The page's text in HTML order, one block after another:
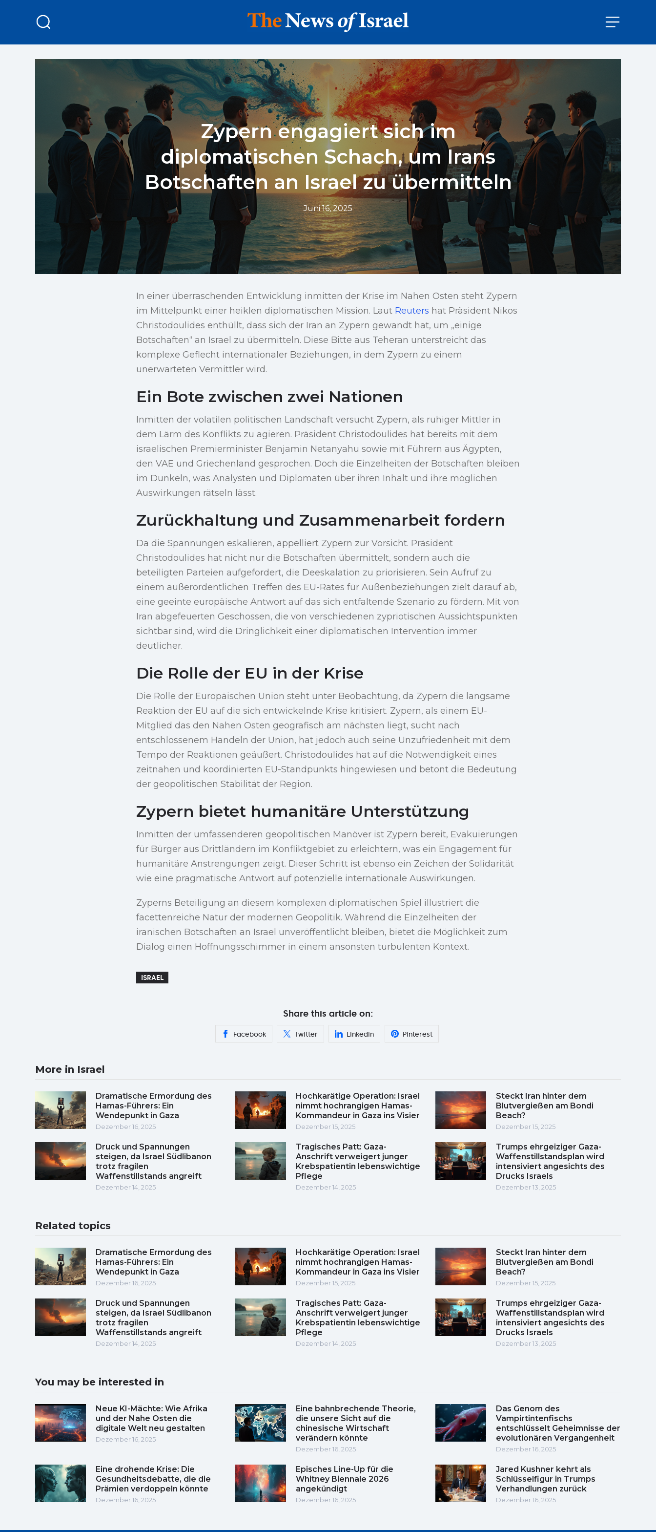
Zypern engagiert sich im
diplomatischen Schach, um Irans
Botschaften an Israel zu übermitteln
Juni 16, 2025
In einer überraschenden Entwicklung inmitten der Krise im Nahen Osten steht Zypern
im Mittelpunkt einer heiklen diplomatischen Mission. Laut Reuters hat Präsident Nikos
Christodoulides enthüllt, dass sich der Iran an Zypern gewandt hat, um „einige
Botschaften“ an Israel zu übermitteln. Diese Bitte aus Teheran unterstreicht das
komplexe Geflecht internationaler Beziehungen, in dem Zypern zu einem
unerwarteten Vermittler wird.
Ein Bote zwischen zwei Nationen
Inmitten der volatilen politischen Landschaft versucht Zypern, als ruhiger Mittler in
dem Lärm des Konflikts zu agieren. Präsident Christodoulides hat bereits mit dem
israelischen Premierminister Benjamin Netanyahu sowie mit Führern aus Ägypten,
den VAE und Griechenland gesprochen. Doch die Einzelheiten der Botschaften bleiben
im Dunkeln, was Analysten und Diplomaten über ihren Inhalt und ihre möglichen
Auswirkungen rätseln lässt.
Zurückhaltung und Zusammenarbeit fordern
Da die Spannungen eskalieren, appelliert Zypern zur Vorsicht. Präsident
Christodoulides hat nicht nur die Botschaften übermittelt, sondern auch die
beteiligten Parteien aufgefordert, die Deeskalation zu priorisieren. Sein Aufruf zu
einem außerordentlichen Treffen des EU-Rates für Außenbeziehungen zielt darauf ab,
eine geeinte europäische Antwort auf das sich entfaltende Szenario zu fördern. Mit von
Iran abgefeuerten Geschossen, die von verschiedenen zypriotischen Aussichtspunkten
sichtbar sind, wird die Dringlichkeit einer diplomatischen Intervention immer
deutlicher.
Die Rolle der EU in der Krise
Die Rolle der Europäischen Union steht unter Beobachtung, da Zypern die langsame
Reaktion der EU auf die sich entwickelnde Krise kritisiert. Zypern, als einem EU-
Mitglied das den Nahen Osten geografisch am nächsten liegt, sucht nach
entschlossenem Handeln der Union, hat jedoch auch seine Unzufriedenheit mit dem
Tempo der Reaktionen geäußert. Christodoulides hat auf die Notwendigkeit eines
zeitnahen und koordinierten EU-Standpunkts hingewiesen und betont die Bedeutung
der geopolitischen Stabilität der Region.
Zypern bietet humanitäre Unterstützung
Inmitten der umfassenderen geopolitischen Manöver ist Zypern bereit, Evakuierungen
für Bürger aus Drittländern im Konfliktgebiet zu erleichtern, was ein Engagement für
humanitäre Anstrengungen zeigt. Dieser Schritt ist ebenso ein Zeichen der Solidarität
wie eine pragmatische Antwort auf potenzielle internationale Auswirkungen.
Zyperns Beteiligung an diesem komplexen diplomatischen Spiel illustriert die
facettenreiche Natur der modernen Geopolitik. Während die Einzelheiten der
iranischen Botschaften an Israel unveröffentlicht bleiben, bietet die Möglichkeit zum
Dialog einen Hoffnungsschimmer in einem ansonsten turbulenten Kontext.
ISRAEL
Share this article on:
Facebook Twitter Linkedin Pinterest
More in Israel
Dramatische Ermordung des
Hamas-Führers: Ein
Wendepunkt in Gaza
Dezember 16, 2025
Hochkarätige Operation: Israel
nimmt hochrangigen Hamas-
Kommandeur in Gaza ins Visier
Dezember 15, 2025
Steckt Iran hinter dem
Blutvergießen am Bondi
Beach?
Dezember 15, 2025
Druck und Spannungen
steigen, da Israel Südlibanon
trotz fragilen
Waffenstillstands angreift
Dezember 14, 2025
Tragisches Patt: Gaza-
Anschrift verweigert junger
Krebspatientin lebenswichtige
Pflege
Dezember 14, 2025
Trumps ehrgeiziger Gaza-
Waffenstillstandsplan wird
intensiviert angesichts des
Drucks Israels
Dezember 13, 2025
Related topics
Dramatische Ermordung des
Hamas-Führers: Ein
Wendepunkt in Gaza
Dezember 16, 2025
Hochkarätige Operation: Israel
nimmt hochrangigen Hamas-
Kommandeur in Gaza ins Visier
Dezember 15, 2025
Steckt Iran hinter dem
Blutvergießen am Bondi
Beach?
Dezember 15, 2025
Druck und Spannungen
steigen, da Israel Südlibanon
trotz fragilen
Waffenstillstands angreift
Dezember 14, 2025
Tragisches Patt: Gaza-
Anschrift verweigert junger
Krebspatientin lebenswichtige
Pflege
Dezember 14, 2025
Trumps ehrgeiziger Gaza-
Waffenstillstandsplan wird
intensiviert angesichts des
Drucks Israels
Dezember 13, 2025
You may be interested in
Neue KI-Mächte: Wie Afrika
und der Nahe Osten die
digitale Welt neu gestalten
Dezember 16, 2025
Eine bahnbrechende Theorie,
die unsere Sicht auf die
chinesische Wirtschaft
verändern könnte
Dezember 16, 2025
Das Genom des
Vampirtintenfischs
entschlüsselt Geheimnisse der
evolutionären Vergangenheit
Dezember 16, 2025
Eine drohende Krise: Die
Gesundheitsdebatte, die die
Prämien verdoppeln könnte
Dezember 16, 2025
Episches Line-Up für die
Whitney Biennale 2026
angekündigt
Dezember 16, 2025
Jared Kushner kehrt als
Schlüsselfigur in Trumps
Verhandlungen zurück
Dezember 16, 2025